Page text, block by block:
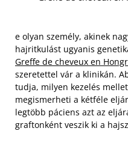
e olyan személy, akinek
hajritkulást ugyanis
Greffe de cheveux en
szeretettel vár a klinikán.
tudja, milyen kezelés
megismerheti a kétféle
legtöbb páciens azt az
graftonként veszik ki a